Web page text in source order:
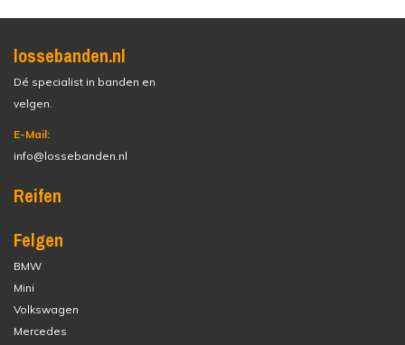
lossebanden.nl
Dé specialist in banden en
velgen.
E-Mail:
info@lossebanden.nl
Reifen
Felgen
BMW
Mini
Volkswagen
Mercedes